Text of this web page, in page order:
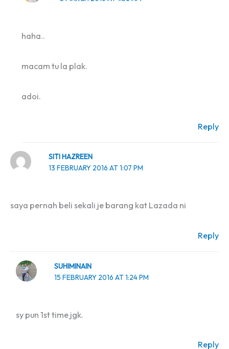
haha..
macam tu la plak.
adoi.
Reply
SITI HAZREEN
13 FEBRUARY 2016 AT 1:07 PM
saya pernah beli sekali je barang kat Lazada ni
Reply
SUHIMINAIN
15 FEBRUARY 2016 AT 1:24 PM
sy pun 1st time jgk.
Reply